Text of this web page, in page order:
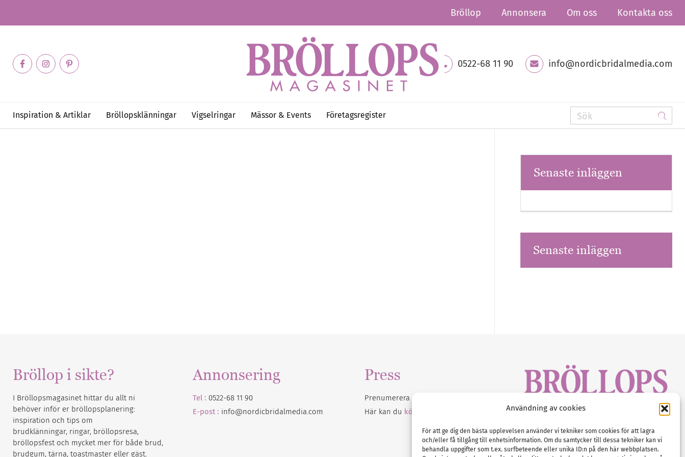
Användning av cookies
För att ge dig den bästa upplevelsen använder vi tekniker som cookies för att lagra
och/eller få tillgång till enhetsinformation. Om du samtycker till dessa tekniker kan vi
behandla uppgifter som t.ex. surfbeteende eller unika ID:n på den här webbplatsen.
Bröllop Annonsera Om oss Kontakta oss
0522-68 11 90 info@nordicbridalmedia.com
Inspiration & Artiklar Bröllopsklänningar Vigselringar Mässor & Events Företagsregister
Senaste inläggen
Senaste inläggen
Bröllop i sikte?
I Bröllopsmagasinet hittar du allt ni
behöver inför er bröllopsplanering:
inspiration och tips om
brudklänningar, ringar, bröllopsresa,
bröllopsfest och mycket mer för både brud,
brudgum, tärna, toastmaster eller gäst.
Annonsering
Tel : 0522-68 11 90
E-post : info@nordicbridalmedia.com
Press
Prenumerera på vårt
Här kan du köpa Bröllopsmagasinet
Tel :0522-68 11 90
E-post:info@nordicbridalmedia.com